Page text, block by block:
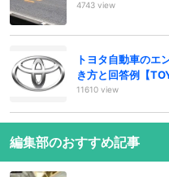
4743 view
トヨタ自動車のエ
き方と回答例【
11610 view
編集部のおすすめ記事